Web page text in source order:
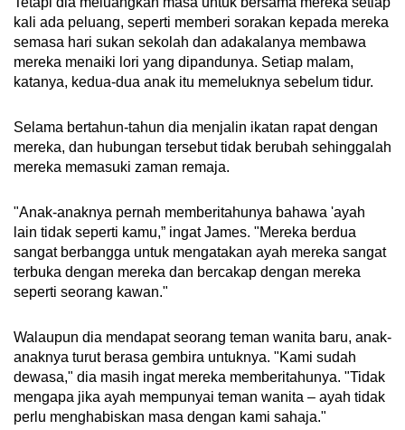
kali ada peluang, seperti memberi sorakan kepada mereka
semasa hari sukan sekolah dan adakalanya membawa
mereka menaiki lori yang dipandunya. Setiap malam,
katanya, kedua-dua anak itu memeluknya sebelum tidur.
Selama bertahun-tahun dia menjalin ikatan rapat dengan
mereka, dan hubungan tersebut tidak berubah sehinggalah
mereka memasuki zaman remaja.
"Anak-anaknya pernah memberitahunya bahawa 'ayah
lain tidak seperti kamu,” ingat James. "Mereka berdua
sangat berbangga untuk mengatakan ayah mereka sangat
terbuka dengan mereka dan bercakap dengan mereka
seperti seorang kawan."
Walaupun dia mendapat seorang teman wanita baru, anak-
anaknya turut berasa gembira untuknya. "Kami sudah
dewasa," dia masih ingat mereka memberitahunya. "Tidak
mengapa jika ayah mempunyai teman wanita – ayah tidak
perlu menghabiskan masa dengan kami sahaja."